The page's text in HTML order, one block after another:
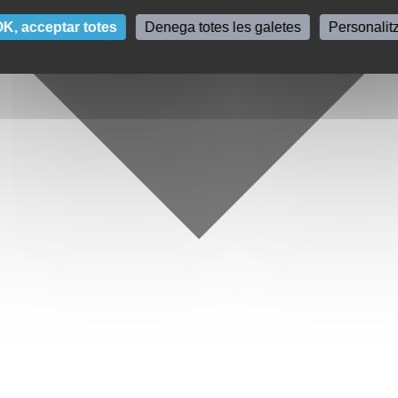
acceptar totes Denega totes les galetes